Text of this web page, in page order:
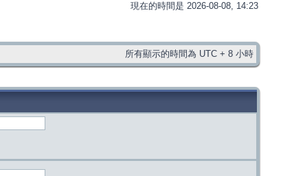
現在的時間是 2026-08-08, 14:23
所有顯示的時間為 UTC + 8 小時